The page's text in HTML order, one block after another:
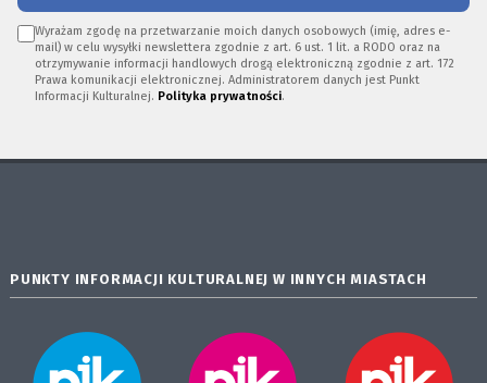
Wyrażam zgodę na przetwarzanie moich danych osobowych (imię, adres e-
mail) w celu wysyłki newslettera zgodnie z art. 6 ust. 1 lit. a RODO oraz na
otrzymywanie informacji handlowych drogą elektroniczną zgodnie z art. 172
Prawa komunikacji elektronicznej. Administratorem danych jest Punkt
Informacji Kulturalnej. Polityka prywatności.
PUNKTY INFORMACJI KULTURALNEJ W INNYCH MIASTACH